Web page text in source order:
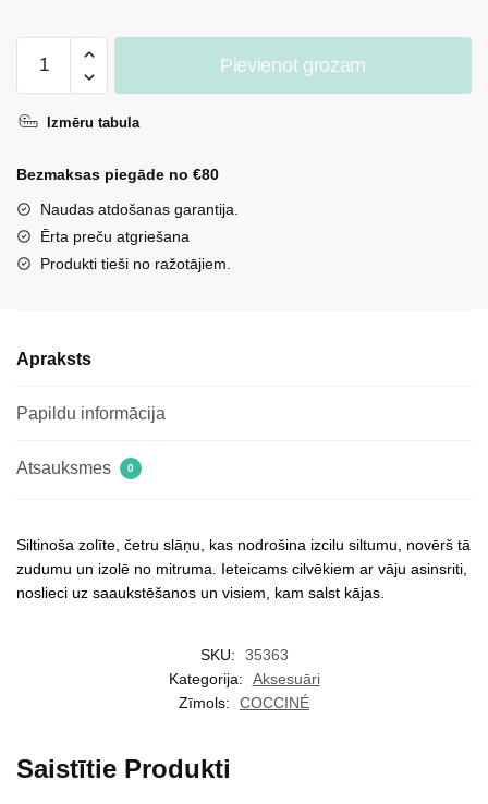
Termozolītes
COCCINÉ
THERMO
daudzums
Pievienot grozam
Izmēru tabula
Bezmaksas piegāde no €80
Naudas atdošanas garantija.
Ērta preču atgriešana
Produkti tieši no ražotājiem.
Apraksts
Papildu informācija
Atsauksmes 0
Siltinoša zolīte, četru slāņu, kas nodrošina izcilu siltumu, novērš tā
zudumu un izolē no mitruma. Ieteicams cilvēkiem ar vāju asinsriti,
noslieci uz saaukstēšanos un visiem, kam salst kājas.
SKU:
35363
Kategorija:
Aksesuāri
Zīmols:
COCCINÉ
Saistītie Produkti